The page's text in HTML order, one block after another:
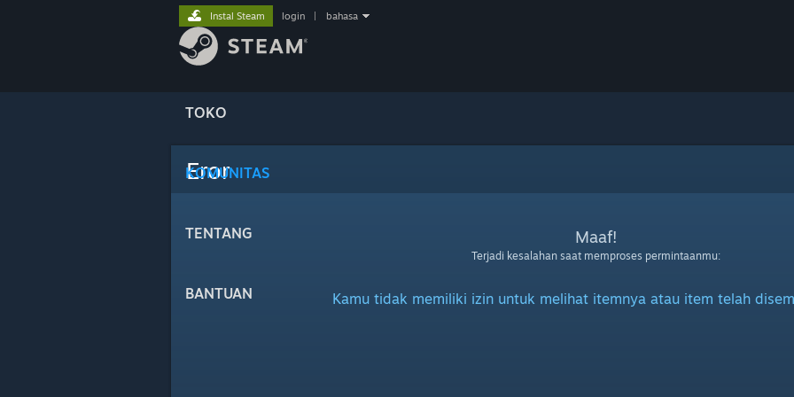
TOKO
KOMUNITAS
TENTANG
BANTUAN
Instal Steam login bahasa
Eror
Maaf!
Terjadi kesalahan saat memproses permintaanmu:
Kamu tidak memiliki izin untuk melihat itemnya atau item telah